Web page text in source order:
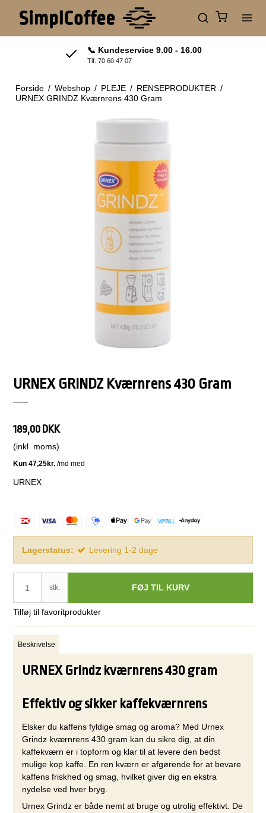
📞 Kundeservice 9.00 - 16.00
Tlf. 70 60 47 07
Forside / Webshop / PLEJE / RENSEPRODUKTER /
URNEX GRINDZ Kværnrens 430 Gram
URNEX GRINDZ Kværnrens 430 Gram
189,00 DKK
(inkl. moms)
URNEX
Lagerstatus: Levering 1-2 dage
stk. FØJ TIL KURV
Tilføj til favoritprodukter
Beskrivelse
URNEX Grindz kværnrens 430 gram
Effektiv og sikker kaffekværnrens
Elsker du kaffens fyldige smag og aroma? Med Urnex
Grindz kværnrens 430 gram kan du sikre dig, at din
kaffekværn er i topform og klar til at levere den bedst
mulige kop kaffe. En ren kværn er afgørende for at bevare
kaffens friskhed og smag, hvilket giver dig en ekstra
nydelse ved hver bryg.
Urnex Grindz er både nemt at bruge og utrolig effektivt. De